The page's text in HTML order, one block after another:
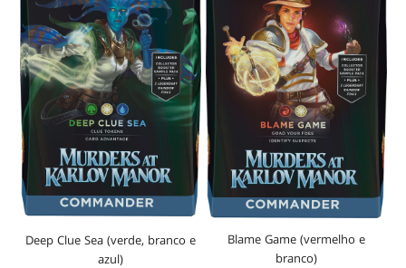
Deep Clue Sea (verde, branco e
azul)
Blame Game (vermelho e
branco)